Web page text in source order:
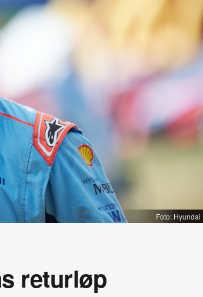
Foto: Hyundai
returløp